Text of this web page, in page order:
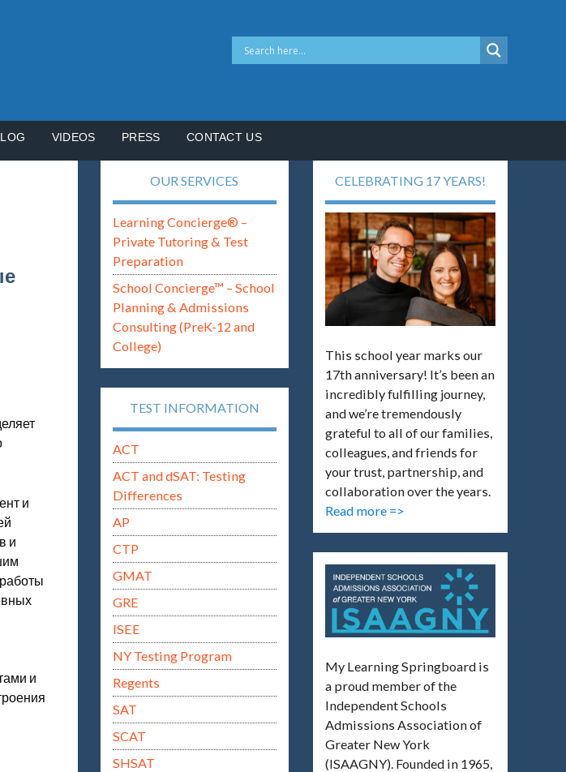
VIDEOS PRESS CONTACT US
и
и
и
OUR SERVICES
Learning Concierge® –
Private Tutoring & Test
Preparation
School Concierge™ – School
Planning & Admissions
Consulting (PreK-12 and
College)
TEST INFORMATION
ACT
ACT and dSAT: Testing
Differences
AP
CTP
GMAT
GRE
ISEE
NY Testing Program
Regents
SAT
SCAT
SHSAT
CELEBRATING 17 YEARS!
This school year marks our
17th anniversary! It’s been an
incredibly fulfilling journey,
and we’re tremendously
grateful to all of our families,
colleagues, and friends for
your trust, partnership, and
collaboration over the years.
Read more =>
My Learning Springboard is
a proud member of the
Independent Schools
Admissions Association of
Greater New York
(ISAAGNY). Founded in 1965,